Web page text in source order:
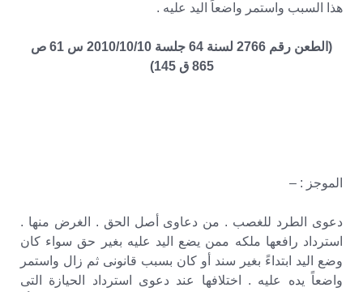
هذا السبب واستمر واضعاً اليد عليه .
(الطعن رقم 2766 لسنة 64 جلسة 2010/10/10 س 61 ص
865 ق 145)
الموجز : –
دعوى الطرد للغصب . من دعاوى أصل الحق . الغرض منها .
استرداد رافعها ملكه ممن يضع اليد عليه بغير حق سواء كان
وضع اليد ابتداءً بغير سند أو كان بسبب قانونى ثم زال واستمر
واضعاً يده عليه . اختلافها عند دعوى استرداد الحيازة التى